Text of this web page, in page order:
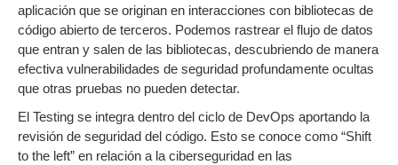
aplicación que se originan en interacciones con bibliotecas de
código abierto de terceros. Podemos rastrear el flujo de datos
que entran y salen de las bibliotecas, descubriendo de manera
efectiva vulnerabilidades de seguridad profundamente ocultas
que otras pruebas no pueden detectar.
El Testing se integra dentro del ciclo de DevOps aportando la
revisión de seguridad del código. Esto se conoce como “Shift
to the left” en relación a la ciberseguridad en las